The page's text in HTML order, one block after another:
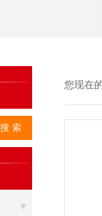
您现在